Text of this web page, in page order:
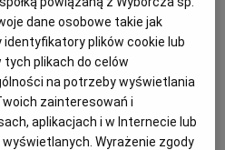
Wyborcza Classic
Wysokie Obcasy
Jutronauci
Inne serwisy
poszybuje w miliardy,
zapewne jeszcze więcej.
czego najlepszym
Obywatelskiej.
czytać dalej, kup dostęp
dane osobowe takie jak
identyfikatory plików cookie lub
plikach do celów
na potrzeby wyświetlania
zainteresowań i
aplikacjach i w Internecie lub
Wyrażenie zgody